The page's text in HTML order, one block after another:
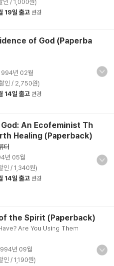
인 / 1,000원)
19일 출고 변경
of God (Paperba
년 02월
인 / 2,750원)
14일 출고 변경
God: An Ecofeminist Th
Healing (Paperback)
터
년 05월
인 / 1,340원)
14일 출고 변경
the Spirit (Paperback)
Are You Using Them
년 09월
인 / 1,190원)